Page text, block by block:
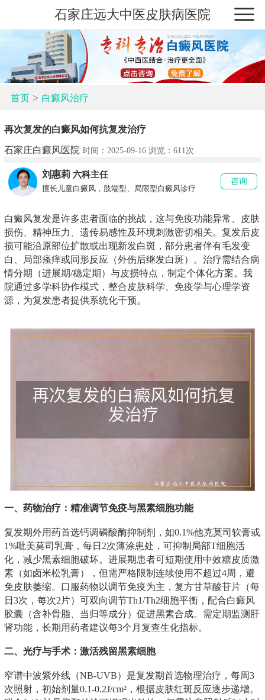
石家庄远大中医皮肤病医院
首页> 白癜风治疗
再次复发的白癜风如何抗复发治疗
石家庄白癜风医院 时间：2025-09-16 浏览： 611次
刘惠莉 六科主任
擅长儿童白癜风，肢端型、局限型白癜风诊疗
咨询
白癜风复发是许多患者面临的挑战，这与免疫功能异常、皮肤
损伤、精神压力、遗传易感性及环境刺激密切相关。复发后皮
损可能沿原部位扩散或出现新发白斑，部分患者伴有毛发变
白、局部瘙痒或同形反应（外伤后继发白斑）。治疗需结合病
情分期（进展期/稳定期）与皮损特点，制定个体化方案。我
院通过多学科协作模式，整合皮肤科学、免疫学与心理学资
源，为复发患者提供系统化干预。
一、药物治疗：精准调节免疫与黑素细胞功能
复发期外用药首选钙调磷酸酶抑制剂，如0.1%他克莫司软膏或
1%吡美莫司乳膏，每日2次薄涂患处，可抑制局部T细胞活
化，减少黑素细胞破坏。进展期患者可短期使用中效糖皮质激
素（如卤米松乳膏），但需严格限制连续使用不超过4周，避
免皮肤萎缩。口服药物以调节免疫为主，复方甘草酸苷片（每
日3次，每次2片）可双向调节Th1/Th2细胞平衡，配合白癜风
胶囊（含补骨脂、当归等成分）促进黑素合成。需定期监测肝
肾功能，长期用药者建议每3个月复查生化指标。
二、光疗与手术：激活残留黑素细胞
窄谱中波紫外线（NB-UVB）是复发期首选物理治疗，每周3
次照射，初始剂量0.1-0.2J/cm²，根据皮肤红斑反应逐步递增。